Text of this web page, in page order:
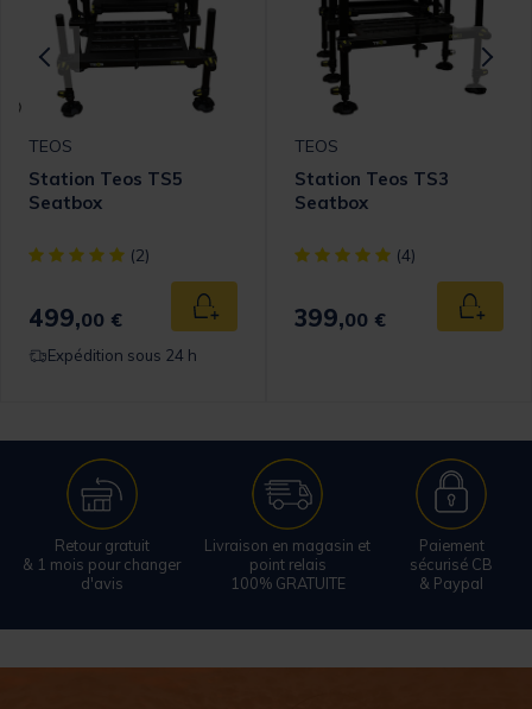
panier
TEOS
Station Teos TS5
Seatbox
[object Object] out of 5 Customer Rating
(2)
499,00 € Ajouter au panier
Expédition sous 24 h
TEOS
Station Teos TS3
Seatbox
[object Object] out of 5
(4)
399,00 €
Retour gratuit
& 1 mois pour changer
d'avis
Livraison en magasin et
point relais
100% GRATUITE
Paiement
sécurisé CB
& Paypal